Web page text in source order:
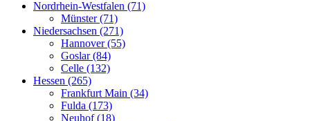
Nordrhein-Westfalen (71)
Münster (71)
Niedersachsen (271)
Hannover (55)
Goslar (84)
Celle (132)
Hessen (265)
Frankfurt Main (34)
Fulda (173)
Neuhof (18)